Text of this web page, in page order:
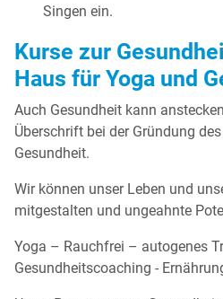
Singen ein.
Kurse zur
Haus für Yoga und
Auch Gesundheit kann
Überschrift bei der Gründung
Gesundheit.
Wir können unser Leben und
mitgestalten und ungeahnte
Yoga – Rauchfrei – autogenes
Gesundheitscoaching -